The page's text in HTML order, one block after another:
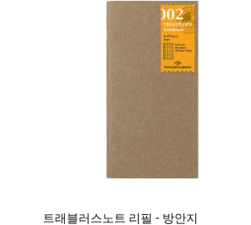
트래블러스노트 리필 - 방안지